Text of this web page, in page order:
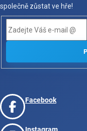
společně zůstat ve hře!
Facebook
Instagram